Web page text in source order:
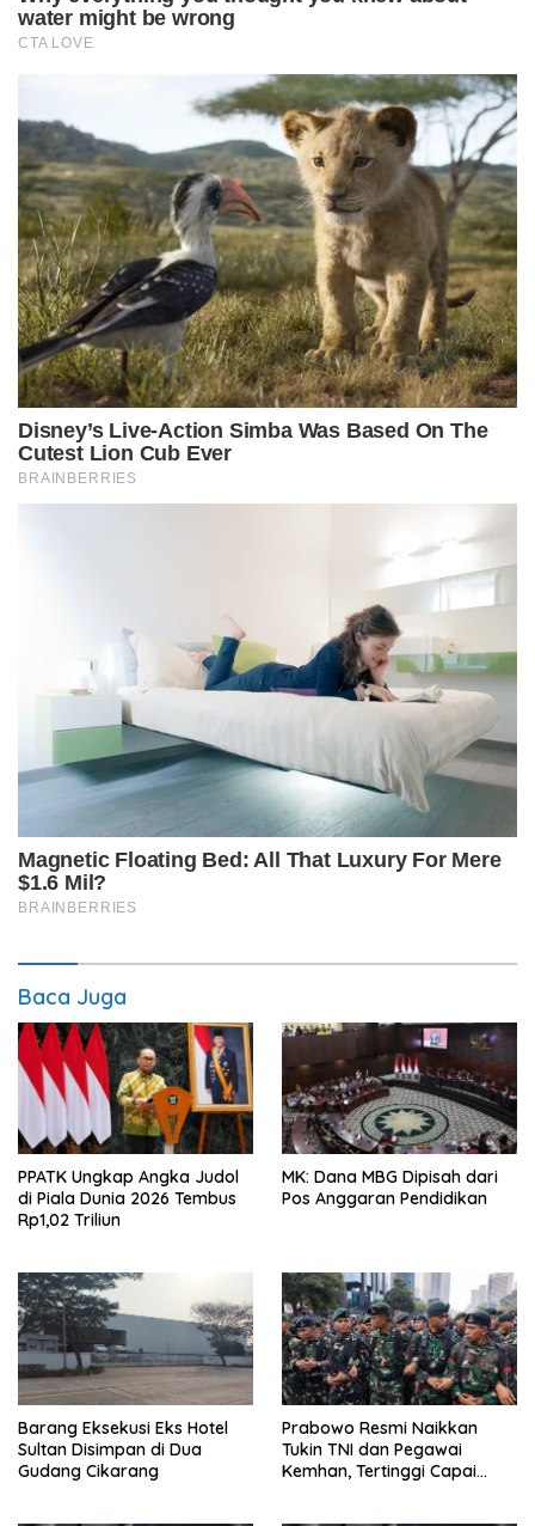
Baca Juga
PPATK Ungkap Angka Judol
di Piala Dunia 2026 Tembus
Rp1,02 Triliun
MK: Dana MBG Dipisah dari
Pos Anggaran Pendidikan
Barang Eksekusi Eks Hotel
Sultan Disimpan di Dua
Gudang Cikarang
Prabowo Resmi Naikkan
Tukin TNI dan Pegawai
Kemhan, Tertinggi Capai